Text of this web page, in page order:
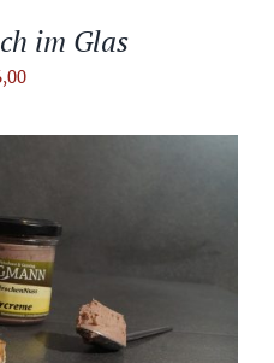
im Glas
/ DETAILS